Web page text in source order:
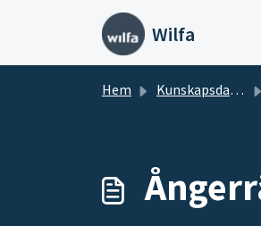
Hoppa över till
Wilfa
Hem Kunskapsdatabas